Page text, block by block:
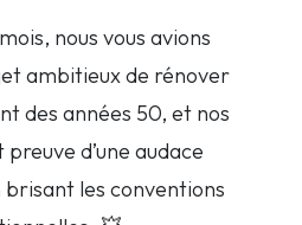
nous vous avions
ambitieux de rénover
des années 50, et nos
d’une audace
les conventions